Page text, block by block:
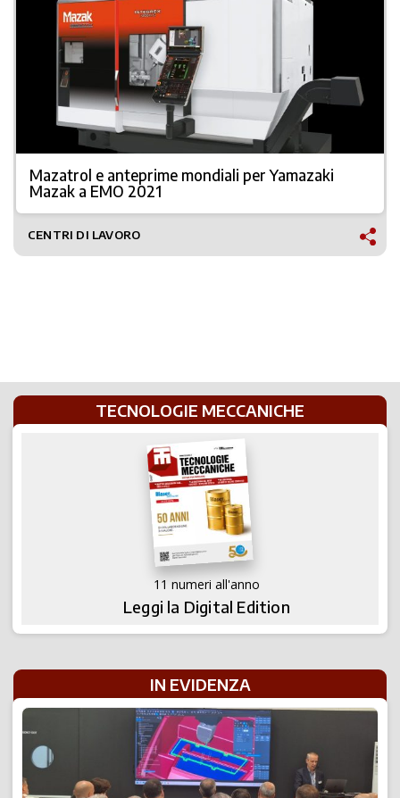
Mazatrol e anteprime mondiali per Yamazaki
Mazak a EMO 2021
CENTRI DI LAVORO
TECNOLOGIE MECCANICHE
11 numeri all'anno
Leggi la Digital Edition
IN EVIDENZA